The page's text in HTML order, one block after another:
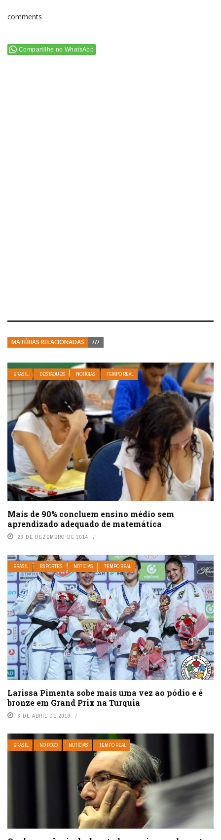
comments
Compartilhe no WhatsApp
MATÉRIAS RELACIONADAS ///
BRASIL DESTAQUES NOTÍCIAS TEMPO REAL
Mais de 90% concluem ensino médio sem
aprendizado adequado de matemática
23 DE DEZEMBRO DE 2014
BRASIL ESPORTES NOTÍCIAS TEMPO REAL
Larissa Pimenta sobe mais uma vez ao pódio e é
bronze em Grand Prix na Turquia
6 DE ABRIL DE 2019
BRASIL NO FOCO NOTÍCIAS TEMPO REAL